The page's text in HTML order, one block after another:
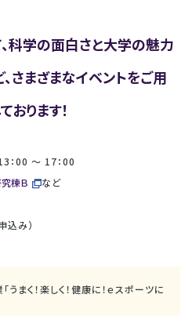
、科学の面白さと大学の魅力
さまざまなイベントをご用
ります！
：00 ～ 17：00
棟Ｂ
など
込み）
まく！楽しく！健康に！ｅスポーツに